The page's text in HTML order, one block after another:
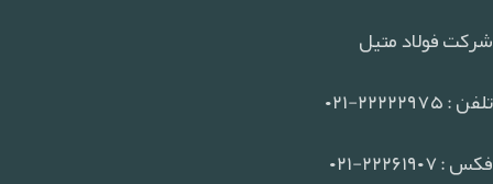
شرکت فولاد متیل
تلفن : ۲۲۲۲۲۹۷۵-۰۲۱
فکس : ۲۲۲۶۱۹۰۷-۰۲۱